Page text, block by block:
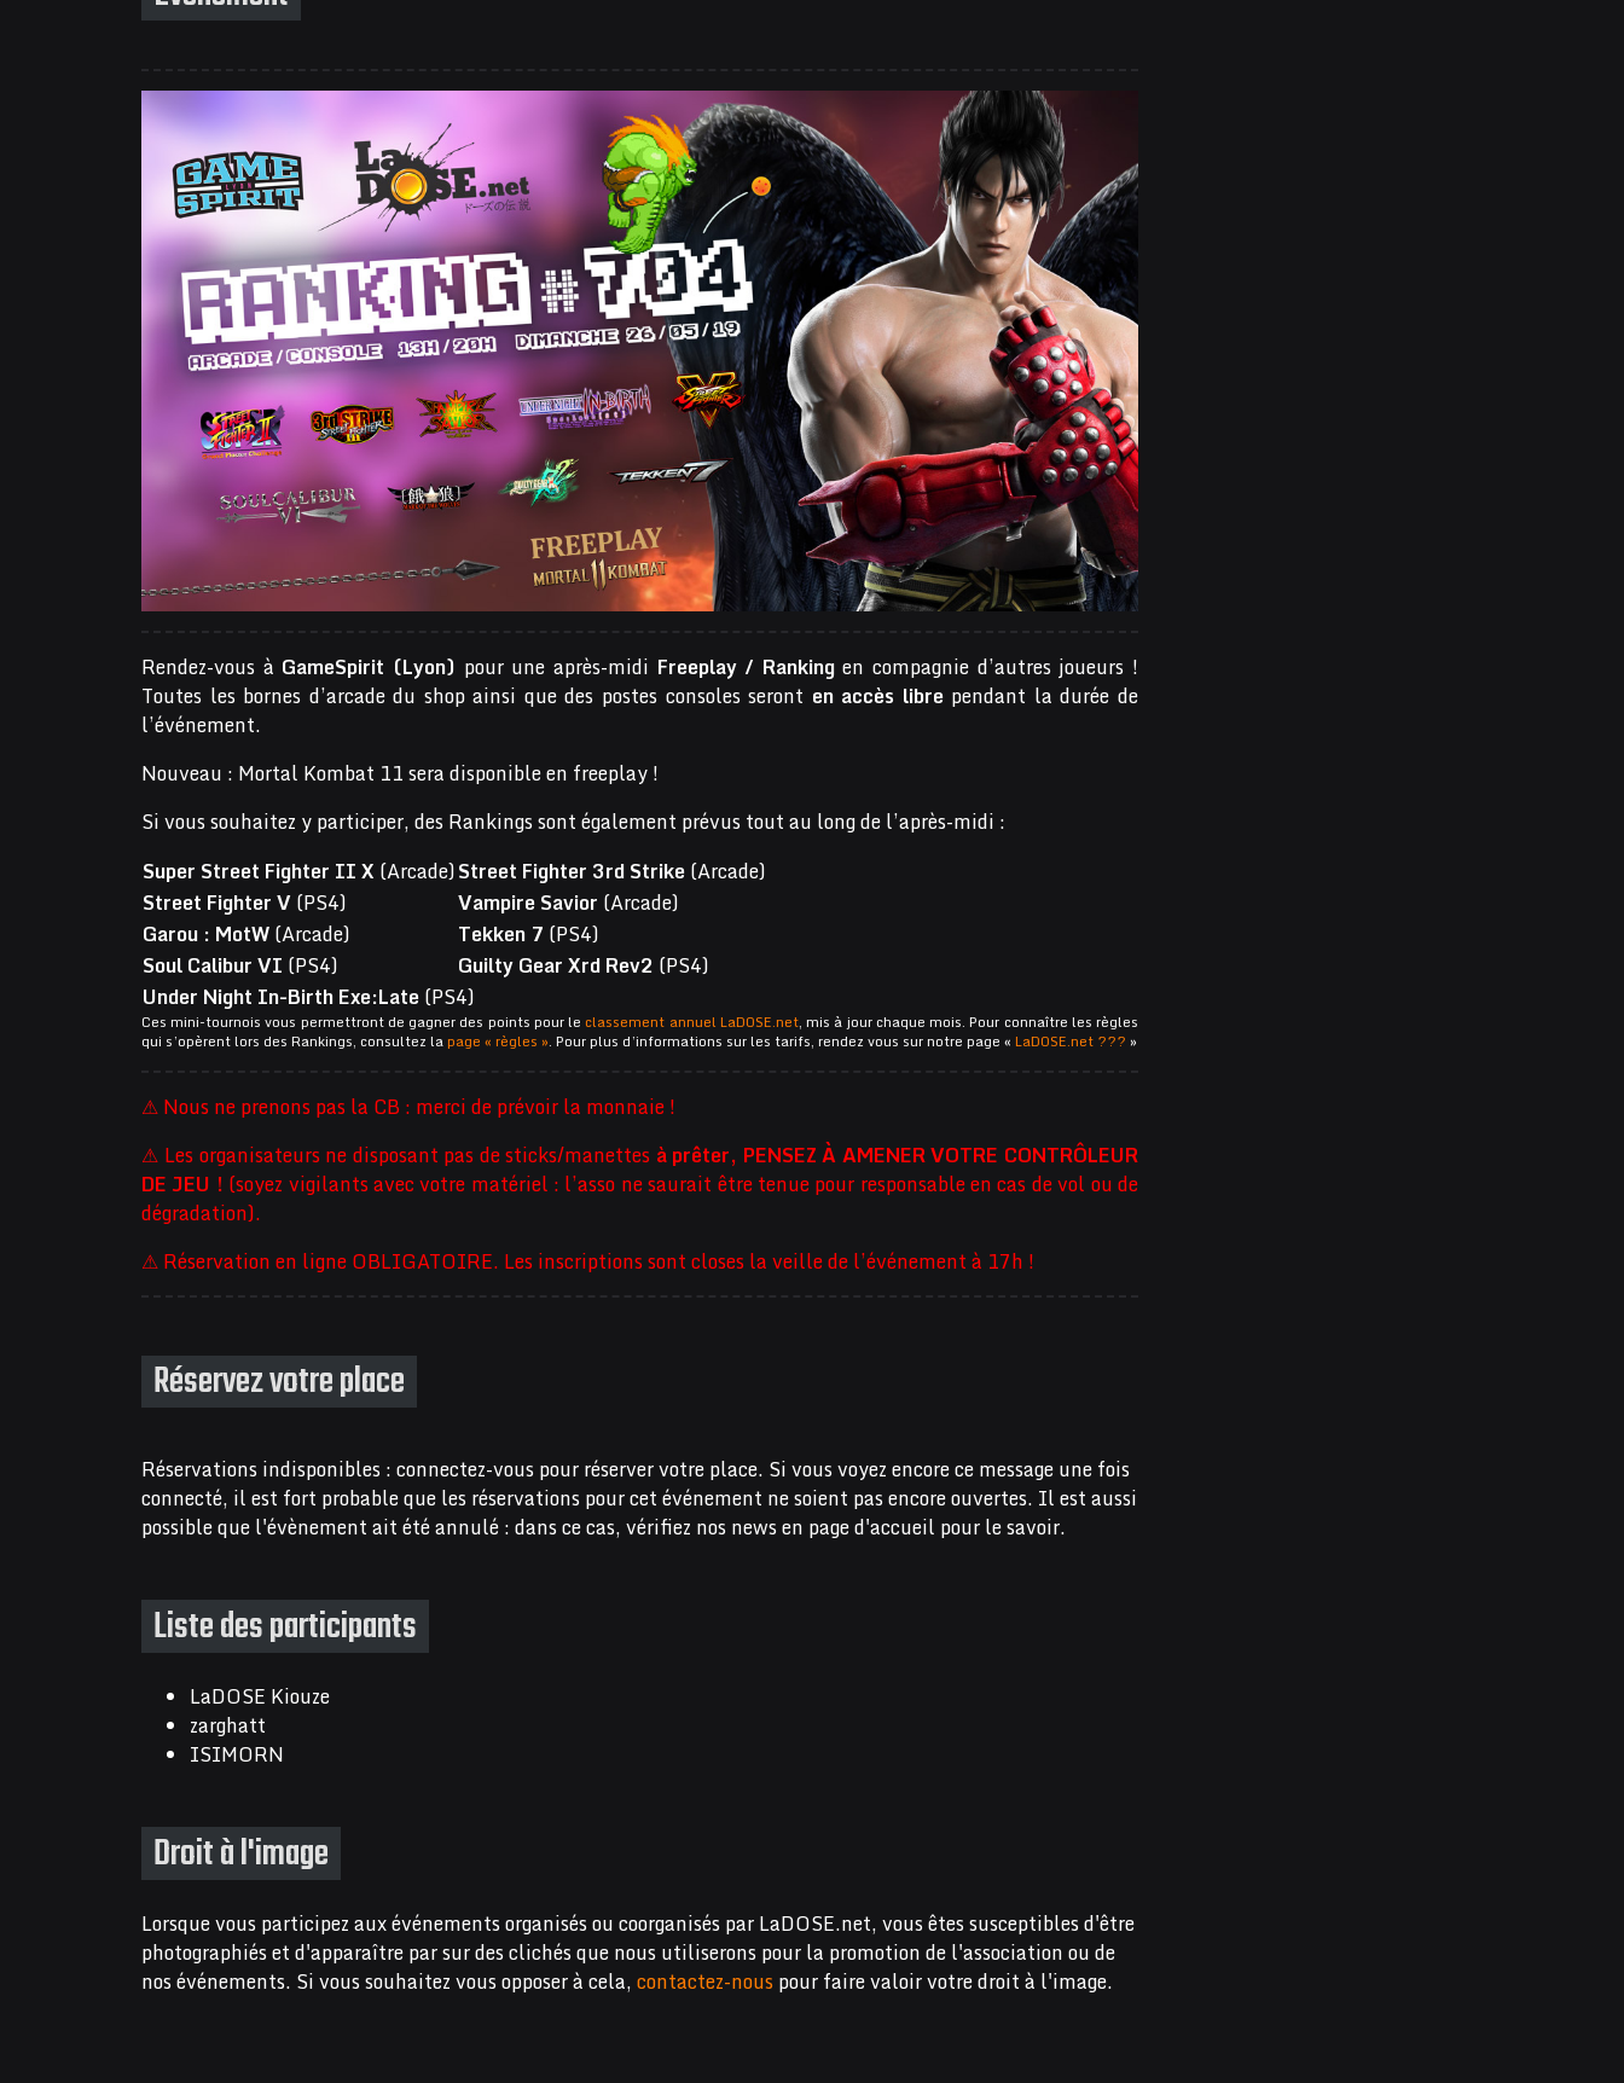
Rendez-vous à GameSpirit (Lyon) pour une après-midi Freeplay / Rankingen compagnie d’autres joueurs !
Toutes les bornes d’arcade du shop ainsi que des postes consoles seront en accès librependant la durée de
l’événement.
Nouveau : Mortal Kombat 11 sera disponible en freeplay !
Si vous souhaitez y participer, des Rankings sont également prévus tout au long de l’après-midi :
Super Street Fighter II X (Arcade)Street Fighter 3rd Strike(Arcade)
Street Fighter V(PS4) Vampire Savior (Arcade)
Garou : MotW(Arcade) Tekken 7 (PS4)
Soul Calibur VI (PS4) Guilty Gear Xrd Rev2 (PS4)
Under Night In-Birth Exe:Late(PS4)
Ces mini-tournois vous permettront de gagner des points pour leclassement annuel LaDOSE.net, mis à jour chaque mois. Pour connaître les règles
qui s’opèrent lors des Rankings, consultez lapage « règles ». Pour plus d’informations sur les tarifs, rendez vous sur notre page « LaDOSE.net ??? »
⚠ Nous ne prenons pas la CB : merci de prévoir la monnaie !
⚠ Les organisateurs ne disposant pas de sticks/manettes à prêter, PENSEZ À AMENER VOTRE CONTRÔLEUR
DE JEU ! (soyez vigilants avec votre matériel : l’asso ne saurait être tenue pour responsable en cas de vol ou de
dégradation).
⚠ Réservation en ligne OBLIGATOIRE. Les inscriptions sont closes la veille de l’événement à 17h !
Réservez votre place
Réservations indisponibles : connectez-vous pour réserver votre place. Si vous voyez encore ce message une fois
connecté, il est fort probable que les réservations pour cet événement ne soient pas encore ouvertes. Il est aussi
possible que l'évènement ait été annulé : dans ce cas, vérifiez nos news en page d'accueil pour le savoir.
Liste des participants
LaDOSE Kiouze
zarghatt
ISIMORN
Droit à l'image
Lorsque vous participez aux événements organisés ou coorganisés par LaDOSE.net, vous êtes susceptibles d'être
photographiés et d'apparaître par sur des clichés que nous utiliserons pour la promotion de l'association ou de
nos événements. Si vous souhaitez vous opposer à cela,contactez-nouspour faire valoir votre droit à l'image.